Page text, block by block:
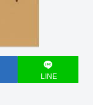
LINE